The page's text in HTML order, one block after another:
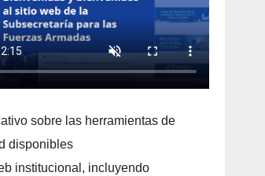
sobre las herramientas de
disponibles
institucional, incluyendo